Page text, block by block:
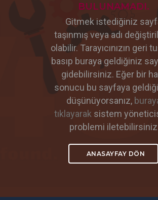
BULUNAMADI.
Gitmek istediğiniz
taşınmış veya adı
olabilir. Tarayıcınızın geri
basıp buraya geldiğiniz
gidebilirsiniz. Eğer bir
sonucu bu sayfaya
düşünüyorsanız,
tıklayarak sistem
problemi iletebilirsiniz
ANASAYFAY DÖN